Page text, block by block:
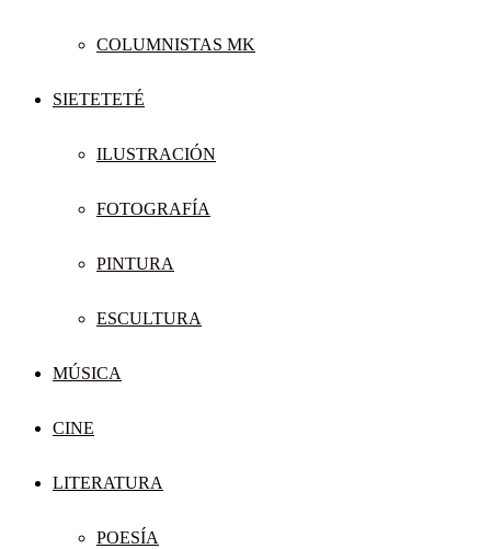
COLUMNISTAS MK
SIETETETÉ
ILUSTRACIÓN
FOTOGRAFÍA
PINTURA
ESCULTURA
MÚSICA
CINE
LITERATURA
POESÍA